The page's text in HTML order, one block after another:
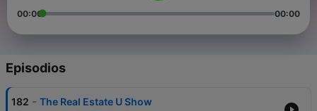
00:00 00:00
Episodios
182 - The Real Estate U Show